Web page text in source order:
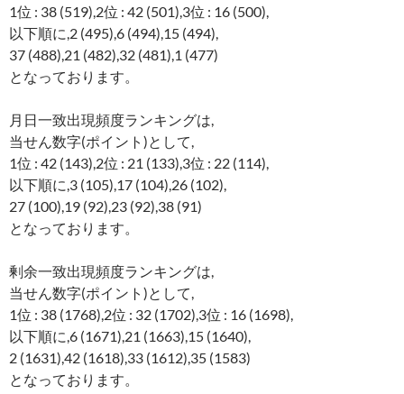
1位 : 38 (519),2位 : 42 (501),3位 : 16 (500),
以下順に,2 (495),6 (494),15 (494),
37 (488),21 (482),32 (481),1 (477)
となっております。
月日一致出現頻度ランキングは,
当せん数字(ポイント)として,
1位 : 42 (143),2位 : 21 (133),3位 : 22 (114),
以下順に,3 (105),17 (104),26 (102),
27 (100),19 (92),23 (92),38 (91)
となっております。
剰余一致出現頻度ランキングは,
当せん数字(ポイント)として,
1位 : 38 (1768),2位 : 32 (1702),3位 : 16 (1698),
以下順に,6 (1671),21 (1663),15 (1640),
2 (1631),42 (1618),33 (1612),35 (1583)
となっております。